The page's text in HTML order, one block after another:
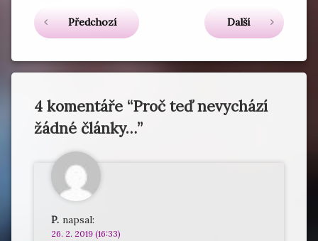
Předchozí Další
4 komentáře “Proč teď nevychází
žádné články…”
P. napsal:
26. 2. 2019 (16:33)